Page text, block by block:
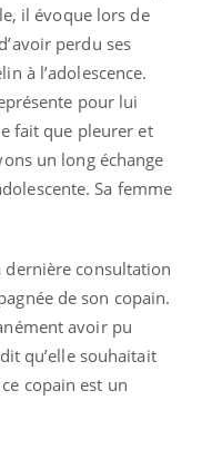
il évoque lors de
perdu ses
à l’adolescence.
pour lui
fait que pleurer et
un long échange
Sa femme
dernière consultation
de son copain.
avoir pu
qu’elle souhaitait
copain est un